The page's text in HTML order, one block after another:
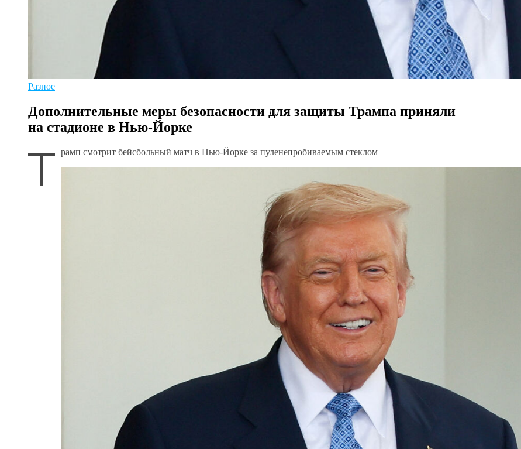
Разное
Дополнительные меры безопасности для защиты Трампа приняли
на стадионе в Нью-Йорке
Т рамп смотрит бейсбольный матч в Нью-Йорке за пуленепробиваемым стеклом